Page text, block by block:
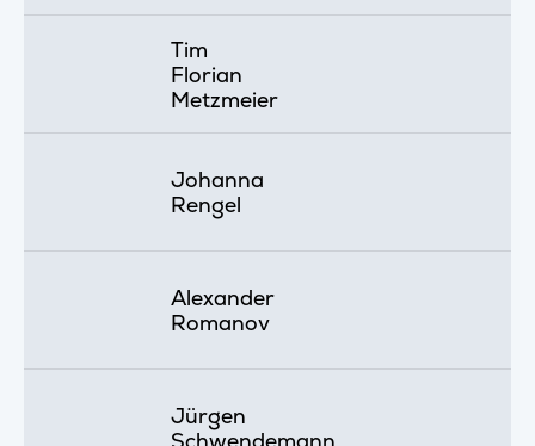
Tim
Florian
Metzmeier
Johanna
Rengel
Alexander
Romanov
Jürgen